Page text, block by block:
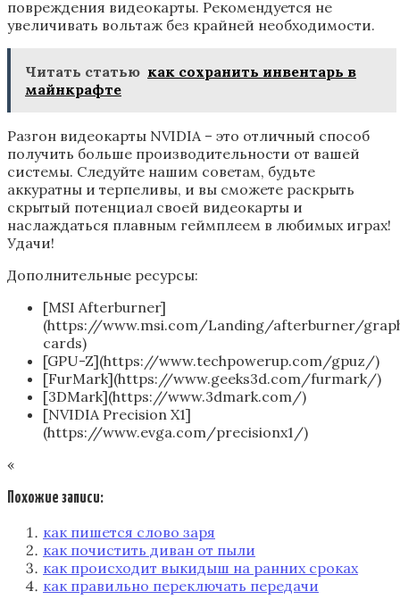
повреждения видеокарты. Рекомендуется не
увеличивать вольтаж без крайней необходимости.
Читать статью как сохранить инвентарь в
майнкрафте
Разгон видеокарты NVIDIA – это отличный способ
получить больше производительности от вашей
системы. Следуйте нашим советам‚ будьте
аккуратны и терпеливы‚ и вы сможете раскрыть
скрытый потенциал своей видеокарты и
наслаждаться плавным геймплеем в любимых играх!
Удачи!
Дополнительные ресурсы:
[MSI Afterburner]
(https://www.msi.com/Landing/afterburner/
cards)
[GPU-Z](https://www.techpowerup.com/gpuz/)
[FurMark](https://www.geeks3d.com/furmark/)
[3DMark](https://www.3dmark.com/)
[NVIDIA Precision X1]
(https://www.evga.com/precisionx1/)
«
Похожие записи:
как пишется слово заря
как почистить диван от пыли
как происходит выкидыш на ранних сроках
как правильно переключать передачи